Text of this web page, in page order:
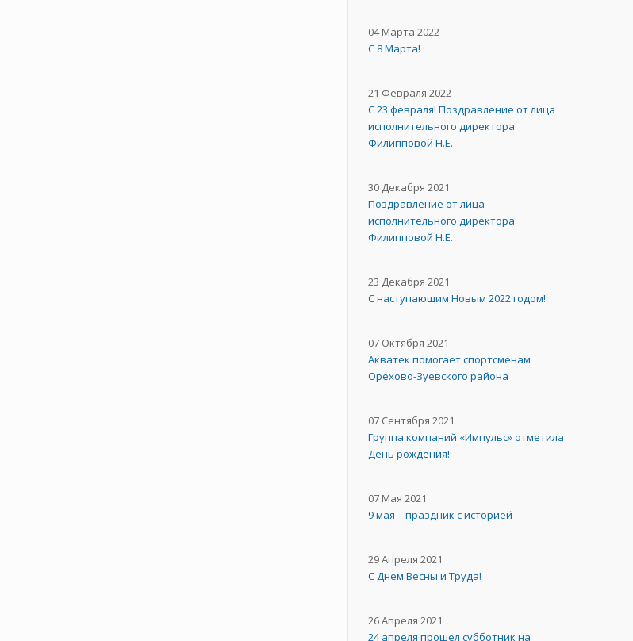
04 Марта 2022
С 8 Марта!
21 Февраля 2022
С 23 февраля! Поздравление от лица
исполнительного директора
Филипповой Н.Е.
30 Декабря 2021
Поздравление от лица
исполнительного директора
Филипповой Н.Е.
23 Декабря 2021
С наступающим Новым 2022 годом!
07 Октября 2021
Акватек помогает спортсменам
Орехово-Зуевского района
07 Сентября 2021
Группа компаний «Импульс» отметила
День рождения!
07 Мая 2021
9 мая – праздник с историей
29 Апреля 2021
C Днем Весны и Труда!
26 Апреля 2021
24 апреля прошел субботник на